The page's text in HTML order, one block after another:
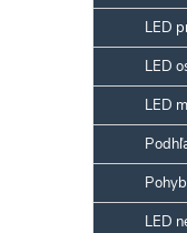
LED
LED
LED
LED